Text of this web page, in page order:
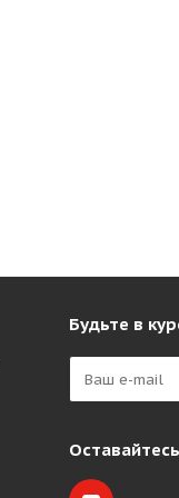
Будьте в